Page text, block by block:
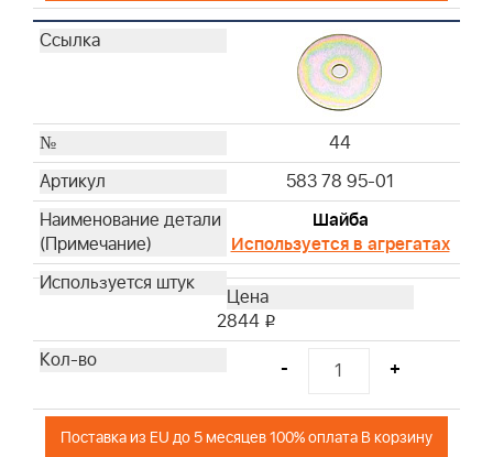
44
583 78 95-01
Шайба
Используется в агрегатах
2844 i
- +
Поставка из EU до 5 месяцев 100% оплата В корзину